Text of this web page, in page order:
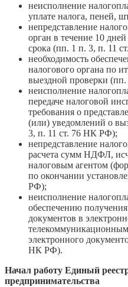
неисполнение
уплате налога, пеней,
непредставление
орган в течение 10
срока (пп. 1 п. 3, п. 11
необходимость
налогового органа по
выездной проверки
неисполнение
передаче налоговой
требования о
(или) уведомлений о
3, п. 11 ст. 76 НК РФ);
непредставление
расчета сумм НДФЛ,
налоговым агентом
по окончании
РФ);
неисполнение
обеспечению
документов в
телекоммуникационным
электронного
НК РФ).
Начал работу Единый
предпринимательства